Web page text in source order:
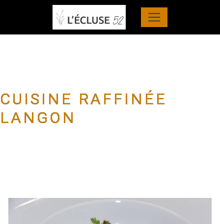
Panneau de gestion des cookies
CUISINE RAFFINÉE
LANGON